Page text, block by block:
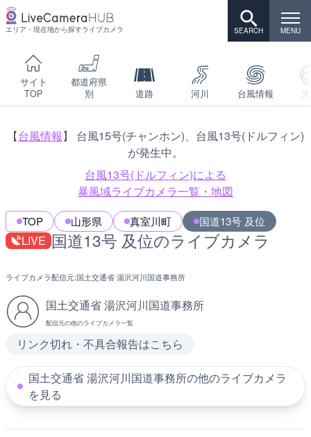
エリア・現在地から探すライブカメラ
サイト
TOP
都道府県
別
道路 河川 台風情報
【台風情報】 台風15号(チャンホン)、台風13号(ドルフィン)
が発生中。
台風13号(ドルフィン)による
暴風域ライブカメラ一覧・地図
TOP 山形県 真室川町 国道13号 及位
LIVE 国道13号 及位のライブカメラ
ライブカメラ配信元:国土交通省 湯沢河川国道事務所
国土交通省 湯沢河川国道事務所
配信元の他のライブカメラ一覧
リンク切れ・不具合報告はこちら
国土交通省 湯沢河川国道事務所の他のライブカメラ
を見る